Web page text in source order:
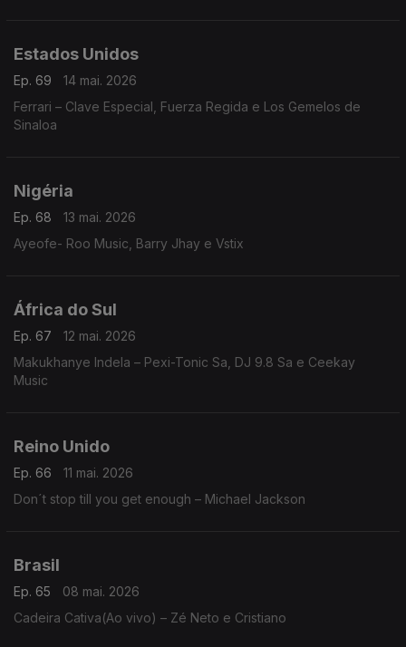
Estados Unidos
Ep. 69
14 mai. 2026
Ferrari – Clave Especial, Fuerza Regida e Los Gemelos de
Sinaloa
Nigéria
Ep. 68
13 mai. 2026
Ayeofe- Roo Music, Barry Jhay e Vstix
África do Sul
Ep. 67
12 mai. 2026
Makukhanye Indela – Pexi-Tonic Sa, DJ 9.8 Sa e Ceekay
Music
Reino Unido
Ep. 66
11 mai. 2026
Don´t stop till you get enough – Michael Jackson
Brasil
Ep. 65
08 mai. 2026
Cadeira Cativa(Ao vivo) – Zé Neto e Cristiano